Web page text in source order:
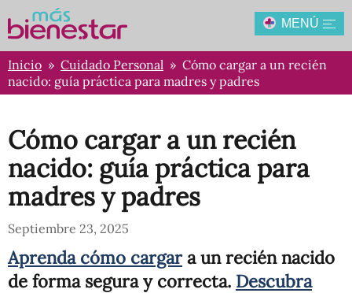
MENÚ
Inicio » Cuidado Personal » Cómo cargar a un recién
nacido: guía práctica para madres y padres
Cómo cargar a un recién
nacido: guía práctica para
madres y padres
Septiembre 23, 2025
Aprenda cómo cargara un recién nacido
de forma segura y correcta. Descubra